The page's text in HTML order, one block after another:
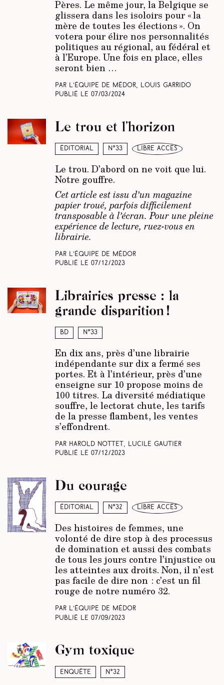
Pères. Le même jour, la Belgique se
glissera dans les isoloirs pour « la
mère de toutes les élections ». On
votera pour élire nos personnalités
politiques au régional, au fédéral et
à l’Europe. Une fois en place, elles
seront bien …
Par L’équipe de Médor, Louis Garrido
Publié le 07/03/2024
Éditorial N°33 libre accès
Le trou et l’horizon
Le trou. D’abord on ne voit que lui.
Notre gouffre.
Cet article est issu d’un magazine
papier troué, parfois difficilement
transposable à l’écran. Pour une pleine
expérience de lecture, ruez-vous en
librairie.
Par L’équipe de Médor
Publié le 07/12/2023
BD N°33
Librairies presse : la
grande disparition !
En dix ans, près d’une librairie
indépendante sur dix a fermé ses
portes. Et à l’intérieur, près d’une
enseigne sur 10 propose moins de
100 titres. La diversité médiatique
souffre, le lectorat chute, les tarifs
de la presse flambent, les ventes
s’effondrent.
Par Harold Nottet, Lucile Gautier
Publié le 07/12/2023
Éditorial N°32 libre accès
Du courage
Des histoires de femmes, une
volonté de dire stop à des processus
de domination et aussi des combats
de tous les jours contre l’injustice ou
les atteintes aux droits. Non, il n’est
pas facile de dire non : c’est un fil
rouge de notre numéro 32.
Par L’équipe de Médor
Publié le 07/09/2023
Enquête N°32
Gym toxique